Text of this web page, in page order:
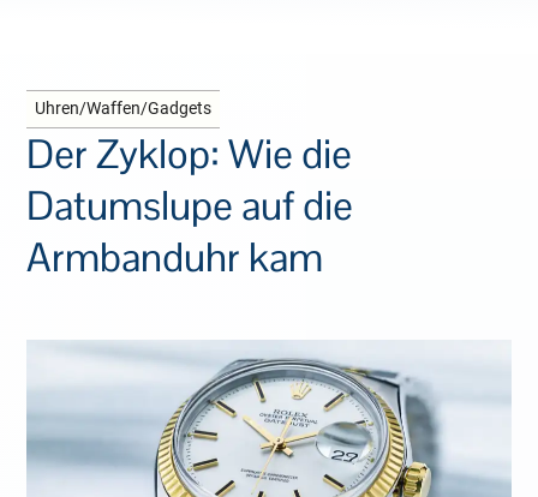
Uhren/Waffen/Gadgets
Der Zyklop: Wie die
Datumslupe auf die
Armbanduhr kam